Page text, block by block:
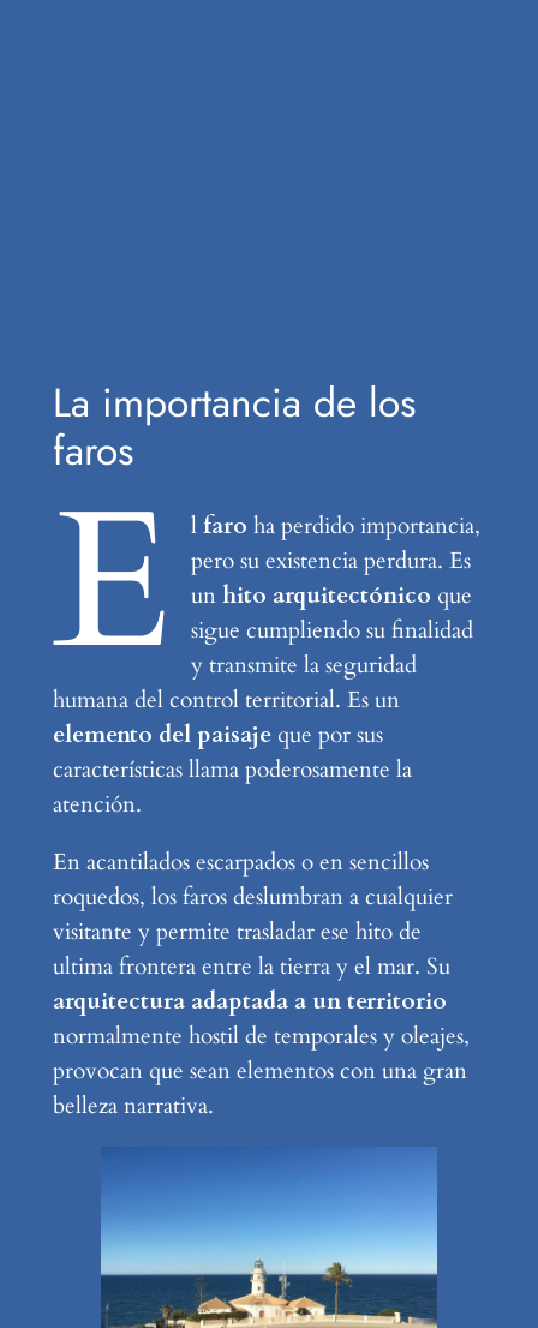
La importancia de los
faros
E lfaro ha perdido importancia,
pero su existencia perdura. Es
unhito arquitectónico que
sigue cumpliendo su finalidad
y transmite la seguridad
humana del control territorial. Es un
elemento del paisaje que por sus
características llama poderosamente la
atención.
En acantilados escarpados o en sencillos
roquedos, los faros deslumbran a cualquier
visitante y permite trasladar ese hito de
ultima frontera entre la tierra y el mar. Su
arquitectura adaptada a un territorio
normalmente hostil de temporales y oleajes,
provocan que sean elementos con una gran
belleza narrativa.